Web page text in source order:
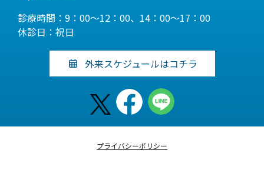
診療時間：9：00～12：00、14：00～17：00
休診日：祝日
外来スケジュールはコチラ
プライバシーポリシー